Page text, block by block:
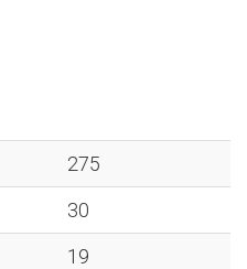
275
30
19